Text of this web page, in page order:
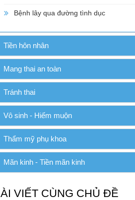
Bệnh lây qua đường tình dục
Tiền hôn nhân
Mang thai an toàn
Tránh thai
Vô sinh - Hiếm muộn
Thẩm mỹ phụ khoa
Mãn kinh - Tiền mãn kinh
VIẾT CÙNG CHỦ ĐỀ